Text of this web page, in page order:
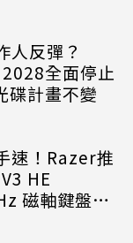
人反彈？
全面停止
碟計畫不變
速！Razer推
HE
磁軸鍵盤效